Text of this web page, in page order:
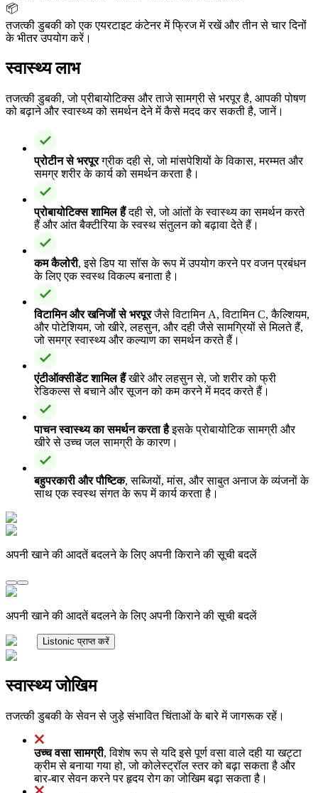
📦
तजत्की डुबकी को एक एयरटाइट कंटेनर में फ्रिज में रखें और तीन से चार दिनों
के भीतर उपयोग करें।
स्वास्थ्य लाभ
तजत्की डुबकी, जो प्रीबायोटिक्स और ताजे सामग्री से भरपूर है, आपकी पोषण
को बढ़ाने और स्वास्थ्य को समर्थन देने में कैसे मदद कर सकती है, जानें।
प्रोटीन से भरपूरग्रीक दही से, जो मांसपेशियों के विकास, मरम्मत और
समग्र शरीर के कार्य को समर्थन करता है।
प्रोबायोटिक्स शामिल हैंदही से, जो आंतों के स्वास्थ्य का समर्थन करते
हैं और आंत बैक्टीरिया के स्वस्थ संतुलन को बढ़ावा देते हैं।
कम कैलोरी, इसे डिप या सॉस के रूप में उपयोग करने पर वजन प्रबंधन
के लिए एक स्वस्थ विकल्प बनाता है।
विटामिन और खनिजों से भरपूरजैसे विटामिन A, विटामिन C, कैल्शियम,
और पोटेशियम, जो खीरे, लहसुन, और दही जैसे सामग्रियों से मिलते हैं,
जो समग्र स्वास्थ्य और कल्याण का समर्थन करते हैं।
एंटीऑक्सीडेंट शामिल हैंखीरे और लहसुन से, जो शरीर को फ्री
रेडिकल्स से बचाने और सूजन को कम करने में मदद करते हैं।
पाचन स्वास्थ्य का समर्थन करता हैइसके प्रोबायोटिक सामग्री और
खीरे से उच्च जल सामग्री के कारण।
बहुपरकारी और पौष्टिक, सब्जियों, मांस, और साबुत अनाज के व्यंजनों के
साथ एक स्वस्थ संगत के रूप में कार्य करता है।
अपनी खाने की आदतें बदलने के लिए अपनी किराने की सूची बदलें
अपनी खाने की आदतें बदलने के लिए अपनी किराने की सूची बदलें
Listonic प्राप्त करें
स्वास्थ्य जोखिम
तजत्की डुबकी के सेवन से जुड़े संभावित चिंताओं के बारे में जागरूक रहें।
उच्च वसा सामग्री, विशेष रूप से यदि इसे पूर्ण वसा वाले दही या खट्टा
क्रीम से बनाया गया हो, जो कोलेस्ट्रॉल स्तर को बढ़ा सकता है और
बार-बार सेवन करने पर हृदय रोग का जोखिम बढ़ा सकता है।